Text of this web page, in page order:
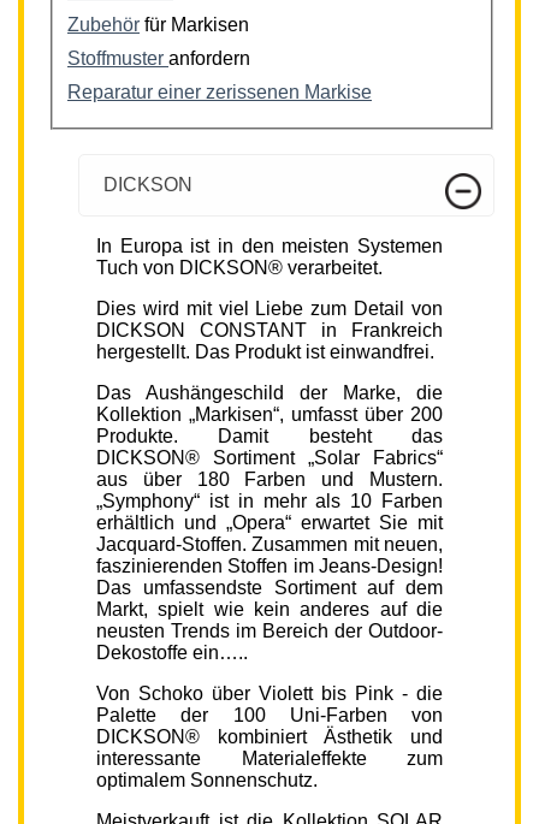
Zubehör für Markisen
Stoffmuster anfordern
Reparatur einer zerissenen Markise
DICKSON
In Europa ist in den meisten Systemen
Tuch von DICKSON® verarbeitet.
Dies wird mit viel Liebe zum Detail von
DICKSON CONSTANT in Frankreich
hergestellt. Das Produkt ist einwandfrei.
Das Aushängeschild der Marke, die
Kollektion „Markisen“, umfasst über 200
Produkte. Damit besteht das
DICKSON® Sortiment „Solar Fabrics“
aus über 180 Farben und Mustern.
„Symphony“ ist in mehr als 10 Farben
erhältlich und „Opera“ erwartet Sie mit
Jacquard-Stoffen. Zusammen mit neuen,
faszinierenden Stoffen im Jeans-Design!
Das umfassendste Sortiment auf dem
Markt, spielt wie kein anderes auf die
neusten Trends im Bereich der Outdoor-
Dekostoffe ein…..
Von Schoko über Violett bis Pink - die
Palette der 100 Uni-Farben von
DICKSON® kombiniert Ästhetik und
interessante Materialeffekte zum
optimalem Sonnenschutz.